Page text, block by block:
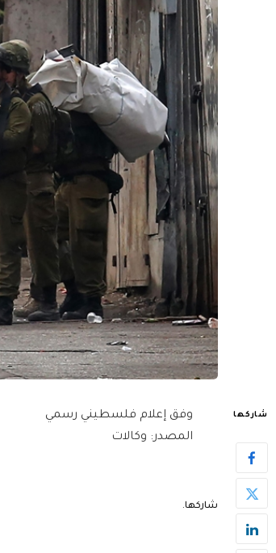
شاركها
وفق إعلام فلسطيني رسمي
المصدر: وكالات
شاركها.